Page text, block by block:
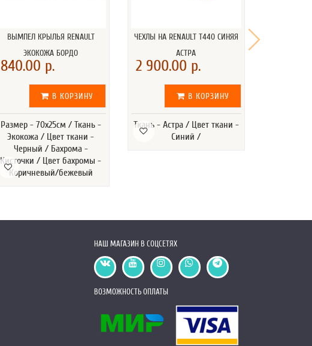
ВЫМПЕЛ КРЫЛЬЯ RENAULT
ЭКОКОЖА БОРДО
840.00 р.
В КОРЗИНУ
Размер - 70х25см / Ткань -
Экокожа / Цвет ткани -
Черный / Бахрома -
Кисточки / Цвет бахромы -
Коричневый/бежевый
ЧЕХЛЫ НА RENAULT T440 СИНЯЯ
АСТРА
2 900.00 р.
В КОРЗИНУ
Ткань - Астра / Цвет ткани -
Синий /
НАШ МАГАЗИН В СОЦСЕТЯХ
ВОЗМОЖНОСТЬ ОПЛАТЫ